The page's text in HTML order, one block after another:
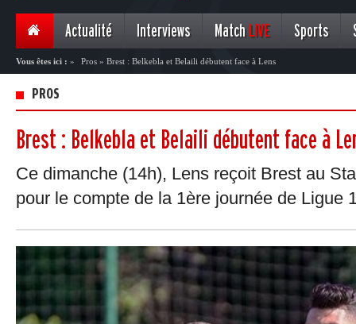
Actualité Interviews Match LIVE Sports
Vous êtes ici : » Pros » Brest : Belkebla et Belaili débutent face à Lens
PROS
Brest : Belkebla et Belaili débutent face à
Ce dimanche (14h), Lens reçoit Brest au
pour le compte de la 1ère journée de Ligue